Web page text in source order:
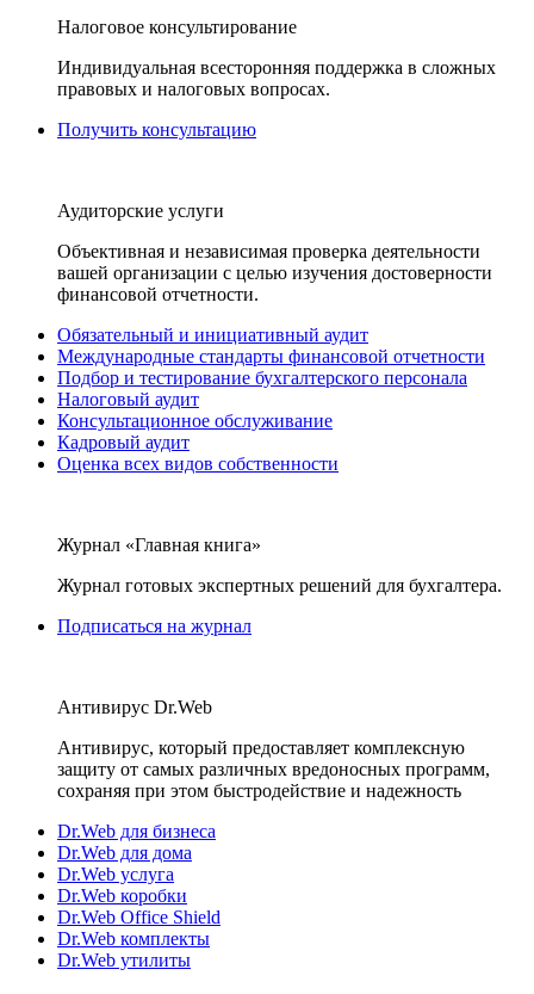
Налоговое консультирование
Индивидуальная всесторонняя поддержка в сложных
правовых и налоговых вопросах.
Получить консультацию
Аудиторские услуги
Объективная и независимая проверка деятельности
вашей организации с целью изучения достоверности
финансовой отчетности.
Обязательный и инициативный аудит
Международные стандарты финансовой отчетности
Подбор и тестирование бухгалтерского персонала
Налоговый аудит
Консультационное обслуживание
Кадровый аудит
Оценка всех видов собственности
Журнал «Главная книга»
Журнал готовых экспертных решений для бухгалтера.
Подписаться на журнал
Антивирус Dr.Web
Антивирус, который предоставляет комплексную
защиту от самых различных вредоносных программ,
сохраняя при этом быстродействие и надежность
Dr.Web для бизнеса
Dr.Web для дома
Dr.Web услуга
Dr.Web коробки
Dr.Web Office Shield
Dr.Web комплекты
Dr.Web утилиты